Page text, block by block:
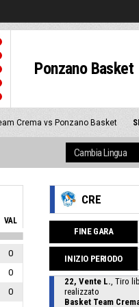
Ponzano Basket
Crema vs Ponzano Basket
VAL
0
0
0
CRE
FINE GARA
INIZIO PERIODO
22, Vente L., Tiro
realizzato
Basket Team